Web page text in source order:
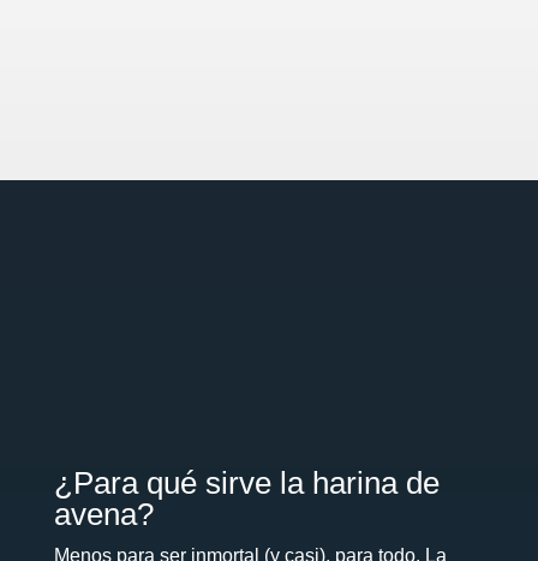
¿Para qué sirve la harina de
avena?
Menos para ser inmortal (y casi), para todo. La